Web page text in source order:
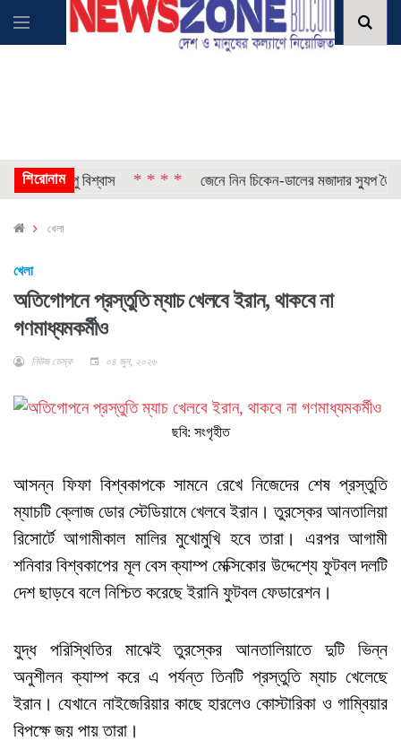
শিরোনাম
পেলেন অপু বিশ্বাস * * * * জেনে নিন চিকেন-ডালের মজাদার স্যুপ তৈরির
খেলা
খেলা
অতিগোপনে প্রস্তুতি ম্যাচ খেলবে ইরান, থাকবে না
গণমাধ্যমকর্মীও
নিউজ ডেস্ক ০৪ জুন, ২০২৬
ছবি: সংগৃহীত
আসন্ন ফিফা বিশ্বকাপকে সামনে রেখে নিজেদের শেষ প্রস্তুতি
ম্যাচটি ক্লোজ ডোর স্টেডিয়ামে খেলবে ইরান। তুরস্কের আনতালিয়া
রিসোর্টে আগামীকাল মালির মুখোমুখি হবে তারা। এরপর আগামী
শনিবার বিশ্বকাপের মূল বেস ক্যাম্প মেক্সিকোর উদ্দেশ্যে ফুটবল দলটি
দেশ ছাড়বে বলে নিশ্চিত করেছে ইরানি ফুটবল ফেডারেশন।
যুদ্ধ পরিস্থিতির মাঝেই তুরস্কের আনতালিয়াতে দুটি ভিন্ন
অনুশীলন ক্যাম্প করে এ পর্যন্ত তিনটি প্রস্তুতি ম্যাচ খেলেছে
ইরান। যেখানে নাইজেরিয়ার কাছে হারলেও কোস্টারিকা ও গাম্বিয়ার
বিপক্ষে জয় পায় তারা।